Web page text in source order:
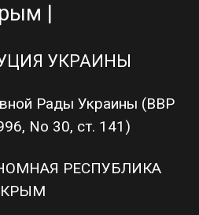
|
УКРАИНЫ
Рады Украины (ВВР
No 30, ст. 141)
РЕСПУБЛИКА
КРЫМ